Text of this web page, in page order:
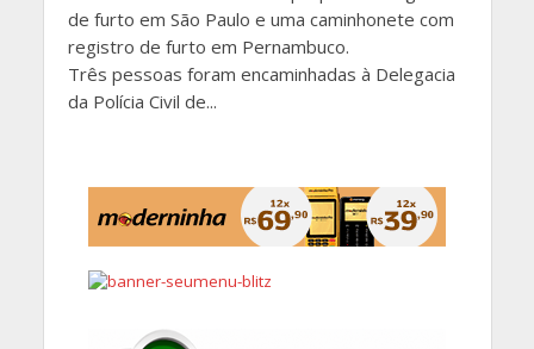
de furto em São Paulo e uma caminhonete com
registro de furto em Pernambuco.
Três pessoas foram encaminhadas à Delegacia
da Polícia Civil de...